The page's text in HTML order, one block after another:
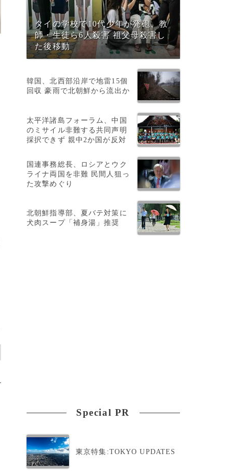
タイの学校で10代少年が発砲、教
師・生徒ら6人殺害 祖父母殺害し
た後移動
韓国、北西部沿岸で地雷15個
回収 豪雨で北朝鮮から流出か
太平洋諸島フォーラム、中国
のミサイル非難する共同声明
採択できず 親中2か国が反対
国連事務総長、ロシアとウク
ライナ両国を非難 民間人狙っ
た攻撃めぐり
北朝鮮指導部、夏バテ対策に
犬肉スープ「補身湯」推奨
Special PR
東京特集:TOKYO UPDATES